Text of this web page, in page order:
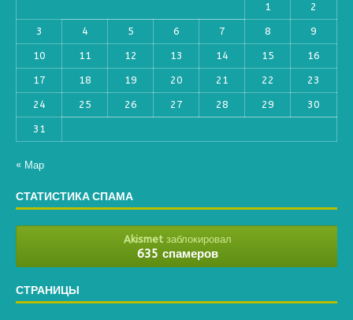
1 2
3 4 5 6 7 8 9
10 11 12 13 14 15 16
17 18 19 20 21 22 23
24 25 26 27 28 29 30
31
« Мар
СТАТИСТИКА СПАМА
Akismetзаблокировал
635 спамеров
СТРАНИЦЫ